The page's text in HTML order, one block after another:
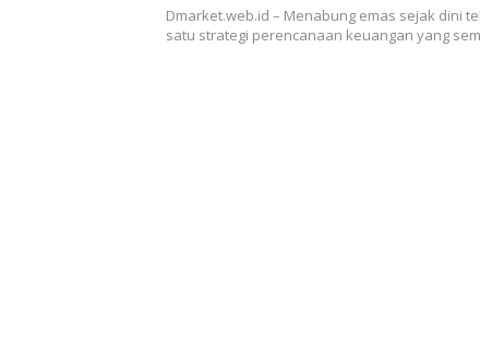
Dmarket.web.id – Menabung emas sejak dini
satu strategi perencanaan keuangan yang